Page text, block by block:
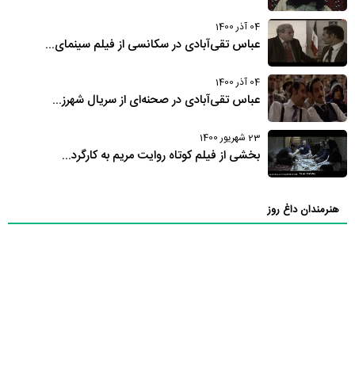
04 آذر 1400
عباس تقی‌آبادی در سکانسی از فیلم سینمای...
04 آذر 1400
عباس تقی‌آبادی در صحنه‌ای از سریال شهرز...
23 شهریور 1400
بخشی از فیلم کوتاه روایت مریم به کارگرد...
هنرمندان داغ روز